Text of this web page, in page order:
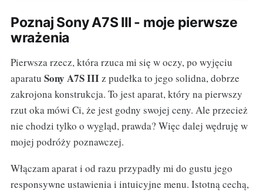
Poznaj Sony A7S III - moje pierwsze
wrażenia
Pierwsza rzecz, która rzuca mi się w oczy, po wyjęciu
aparatu Sony A7S IIIz pudełka to jego solidna, dobrze
zakrojona konstrukcja. To jest aparat, który na pierwszy
rzut oka mówi Ci, że jest godny swojej ceny. Ale przecież
nie chodzi tylko o wygląd, prawda? Więc dalej wędruję w
mojej podróży poznawczej.
Włączam aparat i od razu przypadły mi do gustu jego
responsywne ustawienia i intuicyjne menu. Istotną cechą,